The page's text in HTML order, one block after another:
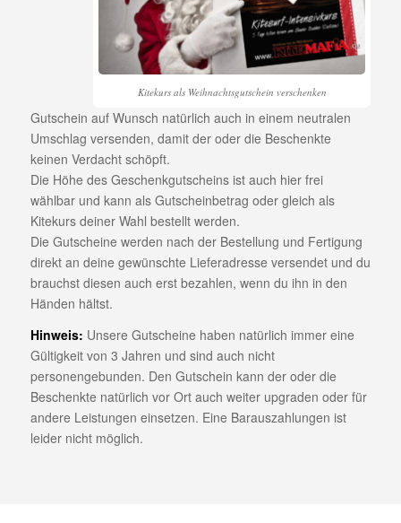
Kitekurs als Weihnachtsgutschein verschenken
Gutschein auf Wunsch natürlich auch in einem neutralen
Umschlag versenden, damit der oder die Beschenkte
keinen Verdacht schöpft.
Die Höhe des Geschenkgutscheins ist auch hier frei
wählbar und kann als Gutscheinbetrag oder gleich als
Kitekurs deiner Wahl bestellt werden.
Die Gutscheine werden nach der Bestellung und Fertigung
direkt an deine gewünschte Lieferadresse versendet und du
brauchst diesen auch erst bezahlen, wenn du ihn in den
Händen hältst.
Hinweis: Unsere Gutscheine haben natürlich immer eine
Gültigkeit von 3 Jahren und sind auch nicht
personengebunden. Den Gutschein kann der oder die
Beschenkte natürlich vor Ort auch weiter upgraden oder für
andere Leistungen einsetzen. Eine Barauszahlungen ist
leider nicht möglich.